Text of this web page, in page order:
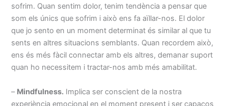
sofrim. Quan sentim dolor, tenim tendència a pensar que
som els únics que sofrim i això ens fa aïllar-nos. El dolor
que jo sento en un moment determinat és similar al que tu
sents en altres situacions semblants. Quan recordem això,
ens és més fàcil connectar amb els altres, demanar suport
quan ho necessitem i tractar-nos amb més amabilitat.
– Mindfulness. Implica ser conscient de la nostra
experiència emocional en el moment present i ser capaços